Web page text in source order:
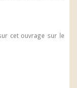
cet ouvrage sur le